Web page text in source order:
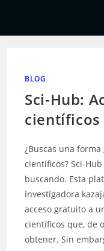
BLOG
Sci-Hub:
¿Buscas una
científicos? Sci-
buscando. Esta
investigadora
acceso gratuito a
científicos que, de
obtener. Sin